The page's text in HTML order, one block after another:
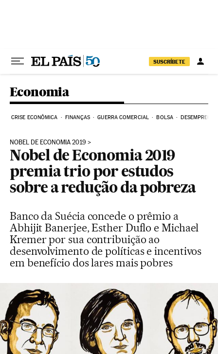
SUSCRÍBETE
Economia
CRISE ECONÔMICA FINANÇAS GUERRA COMERCIAL BOLSA DESEMPREGO
NOBEL DE ECONOMIA 2019
Nobel de Economia 2019
premia trio por estudos
sobre a redução da pobreza
Banco da Suécia concede o prêmio a
Abhijit Banerjee, Esther Duflo e Michael
Kremer por sua contribuição ao
desenvolvimento de políticas e incentivos
em benefício dos lares mais pobres